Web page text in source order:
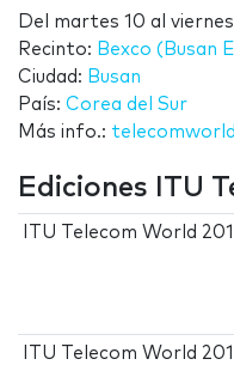
Del martes 10 al
Recinto: Bexco (Busan
Ciudad: Busan
País: Corea del Sur
Más info.:
Ediciones ITU
ITU Telecom World
ITU Telecom World